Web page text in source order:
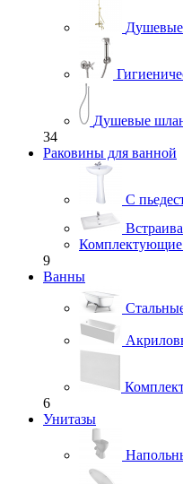
Душевые
34
Раковины для ванной
С
Комплектующие
9
Ванны
6
Унитазы